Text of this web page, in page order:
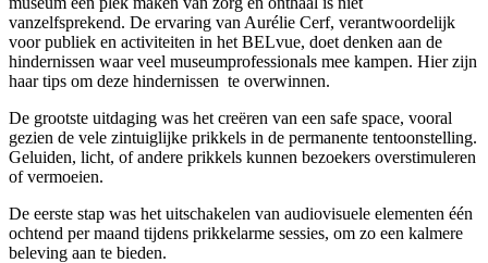
vanzelfsprekend. De ervaring van Aurélie Cerf, verantwoordelijk
voor publiek en activiteiten in het BELvue, doet denken aan de
hindernissen waar veel museumprofessionals mee kampen. Hier zijn
haar tips om deze hindernissen te overwinnen.
De grootste uitdaging was het creëren van een safe space, vooral
gezien de vele zintuiglijke prikkels in de permanente tentoonstelling.
Geluiden, licht, of andere prikkels kunnen bezoekers overstimuleren
of vermoeien.
De eerste stap was het uitschakelen van audiovisuele elementen één
ochtend per maand tijdens prikkelarme sessies, om zo een kalmere
beleving aan te bieden.